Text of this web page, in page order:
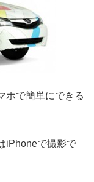
ホで簡単にできる
iPhoneで撮影で